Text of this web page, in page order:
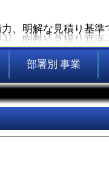
、明解な見積り基準
部署別 事業